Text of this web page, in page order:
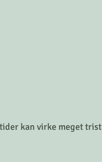
kan virke meget trist